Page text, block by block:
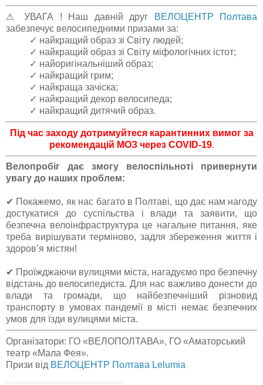
⚠ УВАГА ! Наш давній друг
ВЕЛОЦЕНТР Полтава
забезпечує велосипедними призами за:
✓ найкращий образ зі Світу людей;
✓ найкращий образ зі Світу міфологічних істот;
✓ найоригінальніший образ;
✓ найкращий грим;
✓ найкраща зачіска;
✓ найкращий декор велосипеда;
✓ найкращий дитячий образ.
Під час заходу дотримуйтеся карантинних вимог за
рекомендацій МОЗ через COVID-19.
Велопробіг дає змогу велоспільноті привернути
увагу до наших проблем:
✔ Покажемо, як нас багато в Полтаві, що дає нам нагоду
достукатися до суспільства і влади та заявити, що
безпечна велоінфраструктура це нагальне питання, яке
треба вирішувати терміново, задля збереження життя і
здоров’я містян!
✔ Проїжджаючи вулицями міста, нагадуємо про безпечну
відстань до велосипедиста. Для нас важливо донести до
влади та громади, що найбезпечніший різновид
транспорту в умовах пандемії в місті немає безпечних
умов для їзди вулицями міста.
Організатори: ГО «ВЕЛОПОЛТАВА», ГО «Аматорський
театр «Мала Фея».
Призи від ВЕЛОЦЕНТР Полтава Lelumia